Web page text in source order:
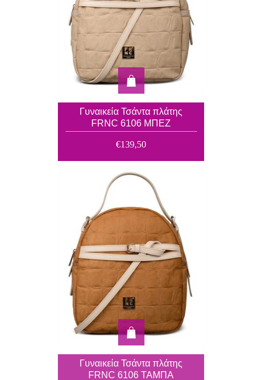
Γυναικεία Τσάντα πλάτης
FRNC 6106 ΜΠΕΖ
€139,50
Γυναικεία Τσάντα πλάτης
FRNC 6106 ΤΑΜΠΑ